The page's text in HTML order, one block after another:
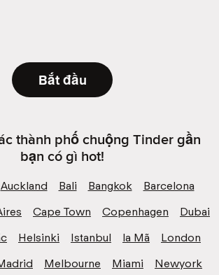
Bắt đầu
thành phố chuộng Tinder gần
bạn có gì hot!
Auckland Bali Bangkok
Barcelona
Cape Town Copenhagen
Dubai
Helsinki Istanbul la Mã
London
Melbourne Miami
Newyork